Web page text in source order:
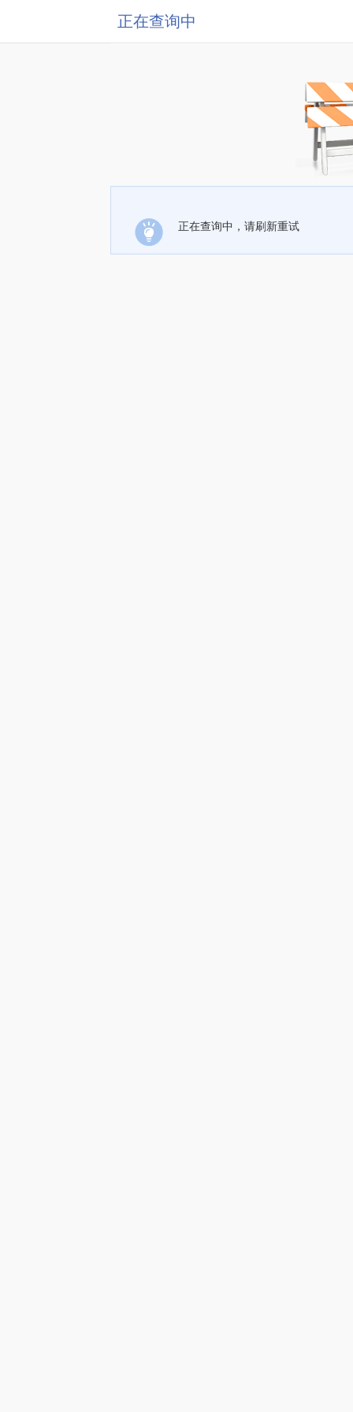
正在查询中
正在查询中，请刷新重试